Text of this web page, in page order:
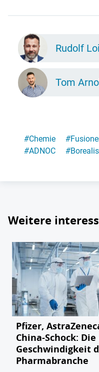
Rudolf
Tom
#Chemie #
#ADNOC #Borealis
Weitere
Pfizer,
China-Schock:
Geschwindigkeit
Pharmabranche